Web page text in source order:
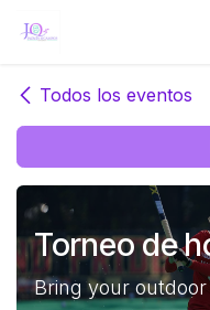
Todos los eventos
Torneo de
Bring your